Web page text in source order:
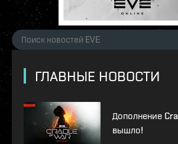
ГЛАВНЫЕ НОВОСТИ
Дополнение
вышло!